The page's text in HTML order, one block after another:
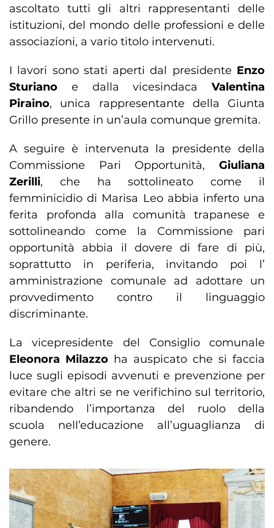
ascoltato tutti gli altri rappresentanti delle
istituzioni, del mondo delle professioni e delle
associazioni, a vario titolo intervenuti.
I lavori sono stati aperti dal presidente Enzo
Sturiano e dalla vicesindaca Valentina
Piraino, unica rappresentante della Giunta
Grillo presente in un’aula comunque gremita.
A seguire è intervenuta la presidente della
Commissione Pari Opportunità, Giuliana
Zerilli, che ha sottolineato come il
femminicidio di Marisa Leo abbia inferto una
ferita profonda alla comunità trapanese e
sottolineando come la Commissione pari
opportunità abbia il dovere di fare di più,
soprattutto in periferia, invitando poi l’
amministrazione comunale ad adottare un
provvedimento contro il linguaggio
discriminante.
La vicepresidente del Consiglio comunale
Eleonora Milazzo ha auspicato che si faccia
luce sugli episodi avvenuti e prevenzione per
evitare che altri se ne verifichino sul territorio,
ribandendo l’importanza del ruolo della
scuola nell’educazione all’uguaglianza di
genere.